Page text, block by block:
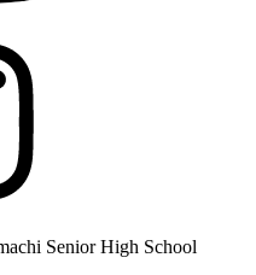
Senior High School